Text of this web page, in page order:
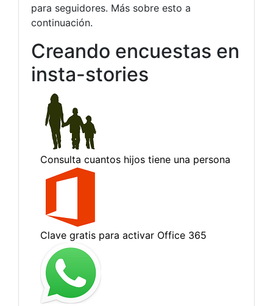
para seguidores. Más sobre esto a
continuación.
Creando encuestas en
insta-stories